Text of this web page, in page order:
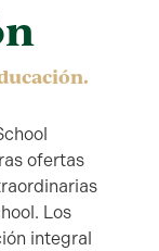
ofertas
Los
integral